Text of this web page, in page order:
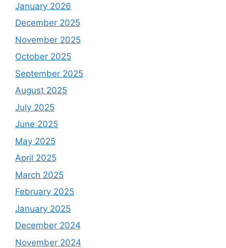
January 2026
December 2025
November 2025
October 2025
September 2025
August 2025
July 2025
June 2025
May 2025
April 2025
March 2025
February 2025
January 2025
December 2024
November 2024